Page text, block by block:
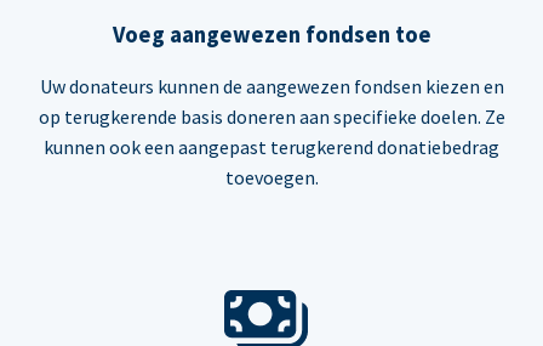
Voeg aangewezen fondsen toe
Uw donateurs kunnen de aangewezen fondsen kiezen en
op terugkerende basis doneren aan specifieke doelen. Ze
kunnen ook een aangepast terugkerend donatiebedrag
toevoegen.